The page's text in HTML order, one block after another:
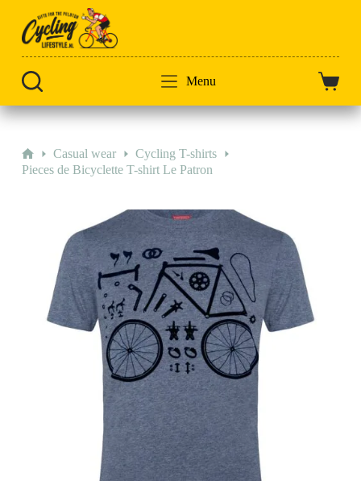
Inhalt
springen
Menu
StartCasual wear
Cycling T-shirts
Pieces de Bicyclette T-shirt Le Patron